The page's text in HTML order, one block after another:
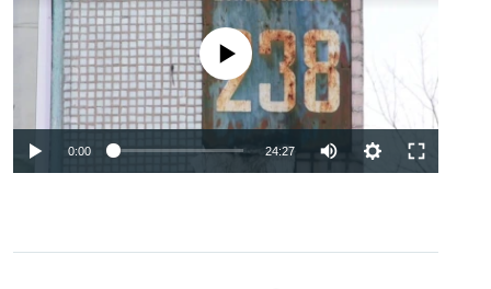
No media source currently available
0:00 24:27